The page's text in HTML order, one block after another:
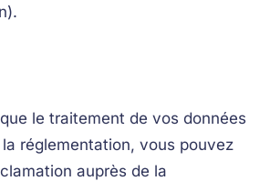
le traitement de vos données
réglementation, vous pouvez
auprès de la